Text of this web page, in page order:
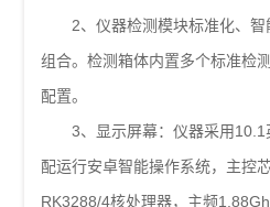
2、仪器检测模块标准化、智
组合。检测箱体内置多个标准检
配置。
3、显示屏幕：仪器采用10.1
配运行安卓智能操作系统，主控
RK3288/4核处理器，主频